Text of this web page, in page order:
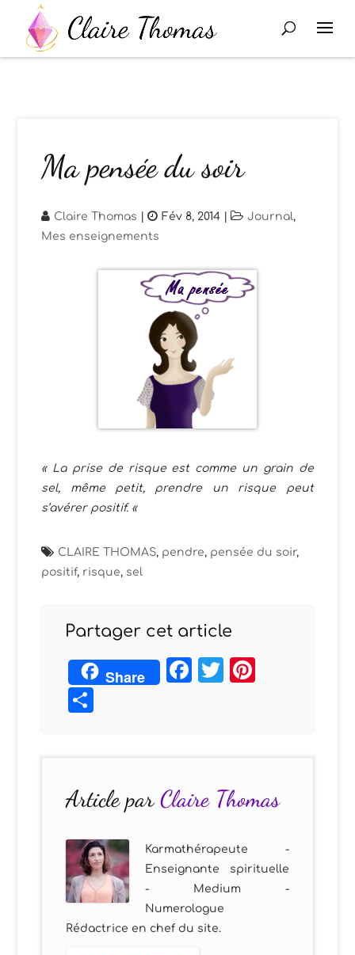
Ma pensée du soir
Claire Thomas | Fév 8, 2014 | Journal,
Mes enseignements
« La prise de risque est comme un grain de
sel, même petit, prendre un risque peut
s’avérer positif. «
CLAIRE THOMAS, pendre, pensée du soir,
positif, risque, sel
Partager cet article
Share Facebook
Twitter
Article parClaire Thomas
Karmathérapeute -
Enseignante spirituelle
- Medium -
Numerologue
Rédactrice en chef du site.